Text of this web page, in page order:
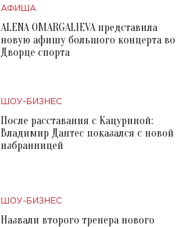
АФИША
ALENA OMARGALIEVA представила
новую афишу большого концерта во
Дворце спорта
ШОУ-БИЗНЕС
После расставания с Кацуриной:
Владимир Дантес показался с новой
избранницей
ШОУ-БИЗНЕС
Назвали второго тренера нового